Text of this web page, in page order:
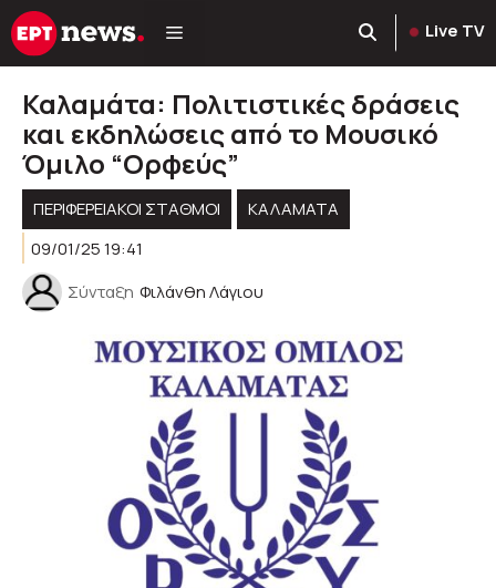
Μετάβαση
σε
Live TV
Καλαμάτα: Πολιτιστικές δράσεις
και εκδηλώσεις από το Μουσικό
Όμιλο “Ορφεύς”
ΠΕΡΙΦΕΡΕΙΑΚΟΊ ΣΤΑΘΜΟΊ
ΚΑΛΑΜΑΤΑ
09/01/25 19:41
Σύνταξη Φιλάνθη Λάγιου